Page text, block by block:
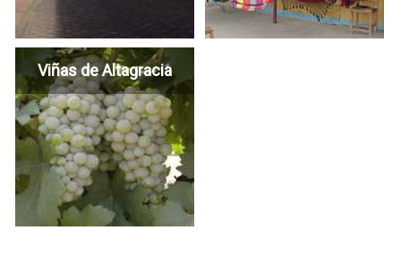
Viñas de Altagracia